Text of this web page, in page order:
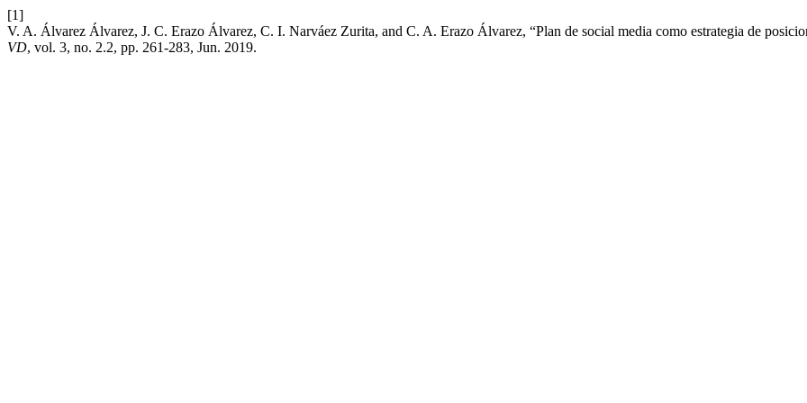
[1]
V. A. Álvarez Álvarez, J. C. Erazo Álvarez, C. I. Narváez Zurita, and C. A. Erazo Álvarez, “Plan de social media como estrategia de
VD, vol. 3, no. 2.2, pp. 261-283, Jun. 2019.